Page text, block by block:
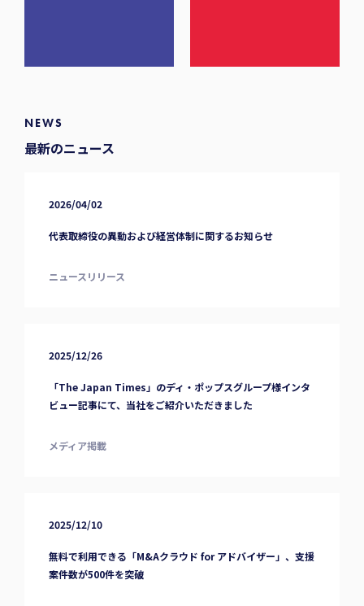
NEWS
最新のニュース
2026/04/02
代表取締役の異動および経営体制に関するお知らせ
ニュースリリース
2025/12/26
「The Japan Times」のディ・ポップスグループ様インタ
ビュー記事にて、当社をご紹介いただきました
メディア掲載
2025/12/10
無料で利用できる「M&Aクラウド for アドバイザー」、支援
案件数が500件を突破